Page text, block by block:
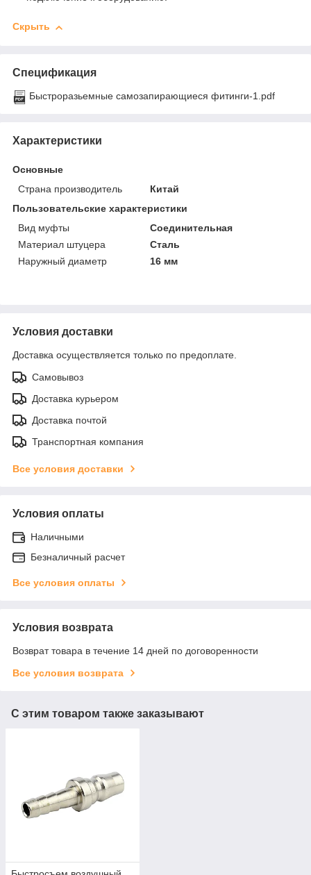
Скрыть
Спецификация
Быстроразьемные самозапирающиеся фитинги-1.pdf
Характеристики
Основные
Страна производитель
Китай
Пользовательские характеристики
Вид муфты
Соединительная
Материал штуцера
Сталь
Наружный диаметр
16 мм
Условия доставки
Доставка осуществляется только по предоплате.
Самовывоз
Доставка курьером
Доставка почтой
Транспортная компания
Все условия доставки
Условия оплаты
Наличными
Безналичный расчет
Все условия оплаты
Условия возврата
Возврат товара в течение 14 дней по договоренности
Все условия возврата
С этим товаром также заказывают